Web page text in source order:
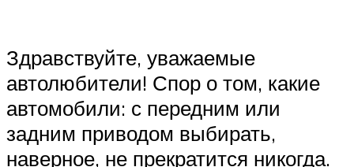
Здравствуйте, уважаемые
автолюбители! Спор о том, какие
автомобили: с передним или
задним приводом выбирать,
наверное, не прекратится никогда.